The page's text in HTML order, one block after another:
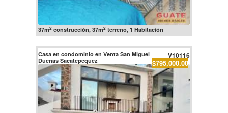
37m2construcción, 37m2terreno, 1 Habitación
Casa en condominio en Venta San Miguel
Duenas Sacatepequez
V10116
$795,000.00